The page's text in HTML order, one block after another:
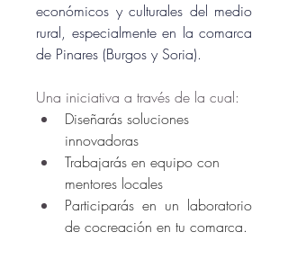
económicos y culturales del medio
rural, especialmente en la comarca
de Pinares (Burgos y Soria).
Una iniciativa a través de la cual:
Diseñarás soluciones
innovadoras
Trabajarás en equipo con
mentores locales
Participarás en un laboratorio
de cocreación en tu comarca.